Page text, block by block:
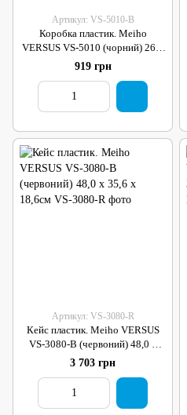
Артикул: VS-5010-B
Коробка пластик. Meiho
VERSUS VS-5010 (чорний) 26,5
х 10,0 х 10,0см
919 грн
Артикул: VS-3080-R
Кейс пластик. Meiho VERSUS
VS-3080-B (червоний) 48,0 х
35,6 х 18,6см
3 703 грн